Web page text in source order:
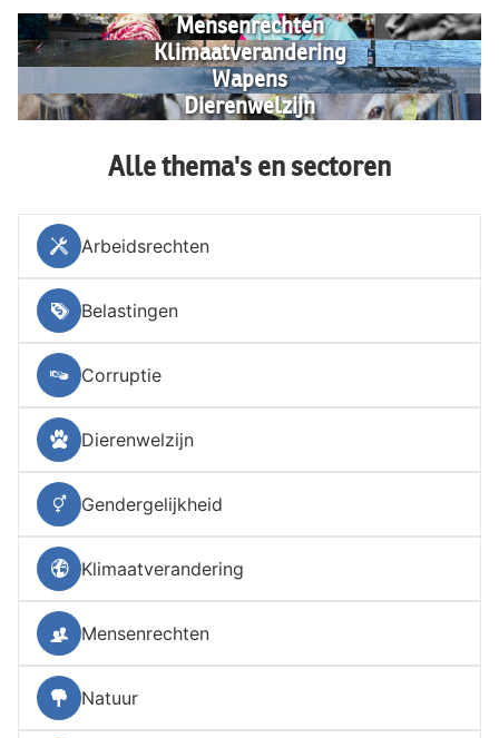
Mensenrechten
Klimaatverandering
Wapens
Dierenwelzijn
Alle thema's en sectoren
Arbeidsrechten
Belastingen
Corruptie
Dierenwelzijn
Gendergelijkheid
Klimaatverandering
Mensenrechten
Natuur